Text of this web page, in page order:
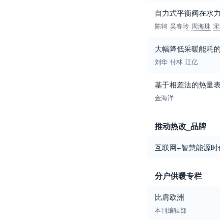
自力式平衡阀在水
陈轲 吴春玲 周海珠
大幅降低采暖能耗
刘华 付林 江亿
基于相差法的热量
金海洋
推动热改_品牌
互联网+智慧能源
分户供暖专栏
比肩欧洲
本刊编辑部